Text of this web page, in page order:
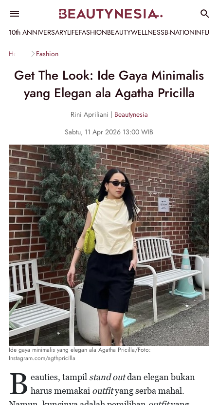
10th ANNIVERSARYLIFEFASHIONBEAUTYWELLNESSB-NATION
Home Fashion
Get The Look: Ide Gaya Minimalis
yang Elegan ala Agatha Pricilla
Rini Apriliani | Beautynesia
Sabtu, 11 Apr 2026 13:00 WIB
Ide gaya minimalis yang elegan ala Agatha Pricilla/Foto:
Instagram.com/agthpricilla
B eauties, tampil stand outdan elegan bukan
harus memakai outfityang serba mahal.